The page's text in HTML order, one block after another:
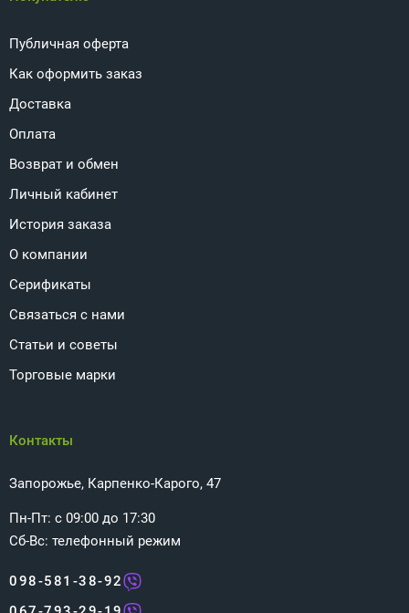
Публичная оферта
Как оформить заказ
Доставка
Оплата
Возврат и обмен
Личный кабинет
История заказа
О компании
Серификаты
Связаться с нами
Статьи и советы
Торговые марки
Контакты
Запорожье, Карпенко-Карого, 47
Пн-Пт: с 09:00 до 17:30
Сб-Вс: телефонный режим
098-581-38-92